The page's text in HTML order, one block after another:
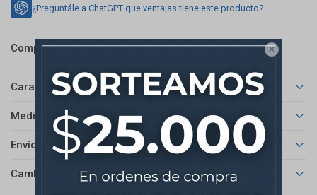

¿Preguntále a ChatGPT que ventajas tiene este producto?
 
Características
Medios de pago
Envíos
Cambios y Devoluciones